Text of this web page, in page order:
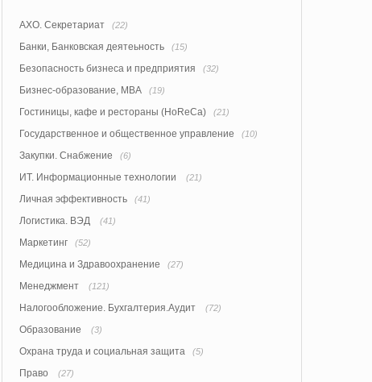
АХО. Секретариат (22)
Банки, Банковская деятеьность (15)
Безопасность бизнеса и предприятия (32)
Бизнес-образование, MBA (19)
Гостиницы, кафе и рестораны (HoReCa) (21)
Государственное и общественное управление (10)
Закупки. Снабжение (6)
ИТ. Информационные технологии (21)
Личная эффективность (41)
Логистика. ВЭД (41)
Маркетинг (52)
Медицина и Здравоохранение (27)
Менеджмент (121)
Налогообложение. Бухгалтерия.Аудит (72)
Образование (3)
Охрана труда и социальная защита (5)
Право (27)